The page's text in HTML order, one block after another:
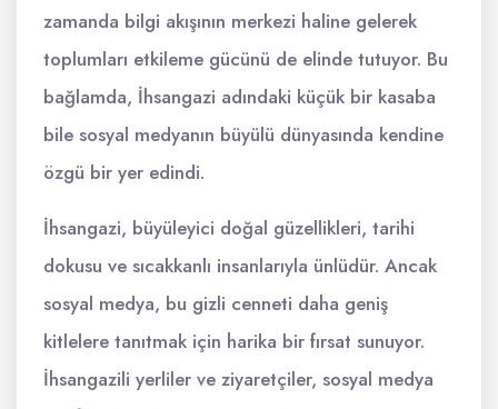
zamanda bilgi akışının merkezi haline gelerek
toplumları etkileme gücünü de elinde tutuyor. Bu
bağlamda, İhsangazi adındaki küçük bir kasaba
bile sosyal medyanın büyülü dünyasında kendine
özgü bir yer edindi.
İhsangazi, büyüleyici doğal güzellikleri, tarihi
dokusu ve sıcakkanlı insanlarıyla ünlüdür. Ancak
sosyal medya, bu gizli cenneti daha geniş
kitlelere tanıtmak için harika bir fırsat sunuyor.
İhsangazili yerliler ve ziyaretçiler, sosyal medya